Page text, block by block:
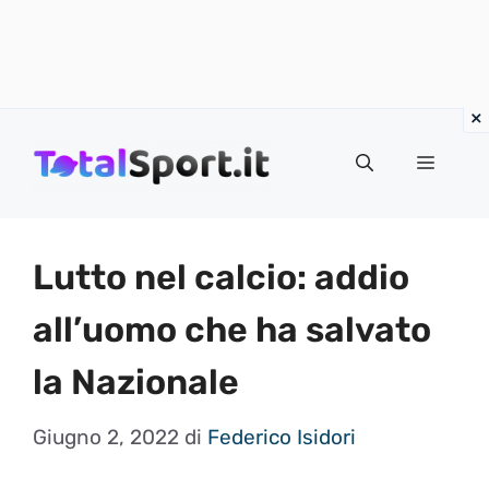
MENU
Lutto nel calcio: addio
all’uomo che ha salvato
la Nazionale
Giugno 2, 2022 di Federico Isidori